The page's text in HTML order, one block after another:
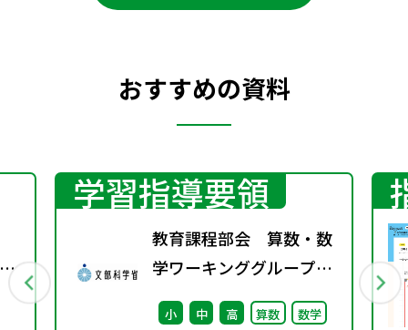
おすすめの資料
学習指導要領
教育課程部会 算数・数
学ワーキンググループ
（第6回） 配付資料
小 中 高 算数 数学